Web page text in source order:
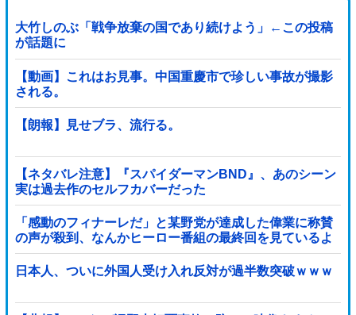
大竹しのぶ「戦争放棄の国であり続けよう」←この投稿
が話題に
【動画】これはお見事。中国重慶市で珍しい事故が撮影
される。
【朗報】見せブラ、流行る。
【ネタバレ注意】『スパイダーマンBND』、あのシーン
実は過去作のセルフカバーだった
「感動のフィナーレだ」と某野党が達成した偉業に称賛
の声が殺到、なんかヒーロー番組の最終回を見ているよ
うな気分に……他
日本人、ついに外国人受け入れ反対が過半数突破ｗｗｗ